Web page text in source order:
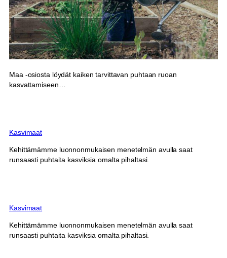
Maa -osiosta löydät kaiken tarvittavan puhtaan ruoan
kasvattamiseen…
Kasvimaat
Kehittämämme luonnonmukaisen menetelmän avulla saat
runsaasti puhtaita kasviksia omalta pihaltasi.
Kasvimaat
Kehittämämme luonnonmukaisen menetelmän avulla saat
runsaasti puhtaita kasviksia omalta pihaltasi.